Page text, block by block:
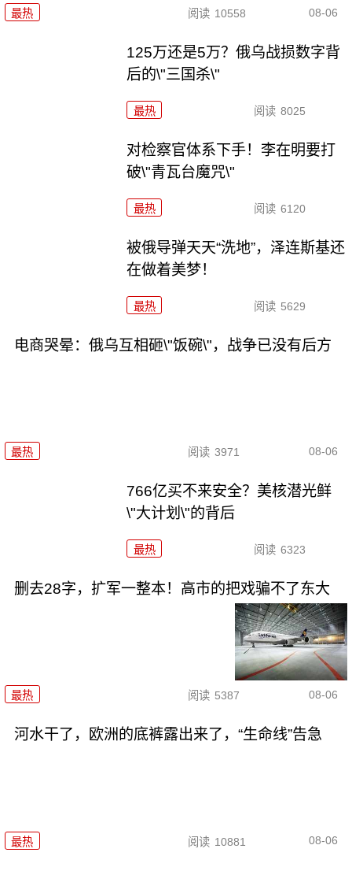
最热 阅读 10558 08-06
125万还是5万？俄乌战损数字背
后的\"三国杀\"
最热 阅读 8025
对检察官体系下手！李在明要打
破\"青瓦台魔咒\"
最热 阅读 6120
被俄导弹天天“洗地”，泽连斯基还
在做着美梦！
最热 阅读 5629
电商哭晕：俄乌互相砸\"饭碗\"，战争已没有后方
最热 阅读 3971 08-06
766亿买不来安全？美核潜光鲜
\"大计划\"的背后
最热 阅读 6323
删去28字，扩军一整本！高市的把戏骗不了东大
最热 阅读 5387 08-06
河水干了，欧洲的底裤露出来了，“生命线”告急
最热 阅读 10881 08-06